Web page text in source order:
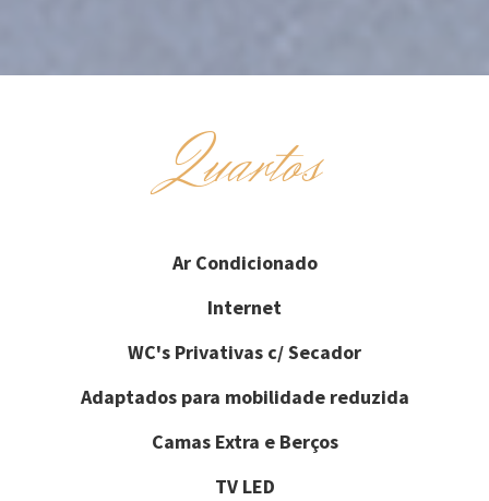
Quartos
Ar Condicionado
Internet
WC's Privativas c/ Secador
Adaptados para mobilidade reduzida
Camas Extra e Berços
TV LED